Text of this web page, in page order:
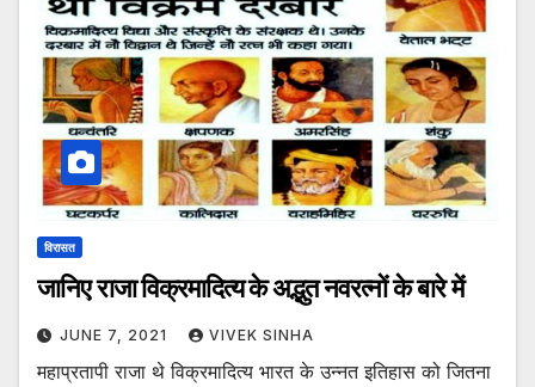
विरासत
जानिए राजा विक्रमादित्य के अद्भुत नवरत्नों के बारे में
JUNE 7, 2021 VIVEK SINHA
महाप्रतापी राजा थे विक्रमादित्य भारत के उन्नत इतिहास को जितना